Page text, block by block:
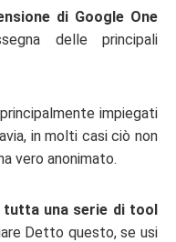
di Google One
delle principali
impiegati
in molti casi ciò non
vero anonimato.
tutta una serie di tool
Detto questo, se usi